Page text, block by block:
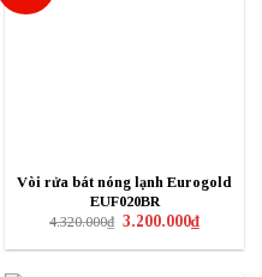
Vòi rửa bát nóng lạnh Eurogold
EUF020BR
4.320.000₫ Giá
là:
3.200.000₫Giá
hiện
tại